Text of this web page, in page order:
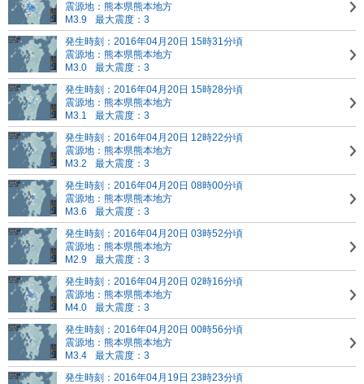
震源地：熊本県熊本地方
M3.9
最大震度：3
発生時刻：2016年04月20日 15時31分頃
震源地：熊本県熊本地方
M3.0
最大震度：3
発生時刻：2016年04月20日 15時28分頃
震源地：熊本県熊本地方
M3.1
最大震度：3
発生時刻：2016年04月20日 12時22分頃
震源地：熊本県熊本地方
M3.2
最大震度：3
発生時刻：2016年04月20日 08時00分頃
震源地：熊本県熊本地方
M3.6
最大震度：3
発生時刻：2016年04月20日 03時52分頃
震源地：熊本県熊本地方
M2.9
最大震度：3
発生時刻：2016年04月20日 02時16分頃
震源地：熊本県熊本地方
M4.0
最大震度：3
発生時刻：2016年04月20日 00時56分頃
震源地：熊本県熊本地方
M3.4
最大震度：3
発生時刻：2016年04月19日 23時23分頃